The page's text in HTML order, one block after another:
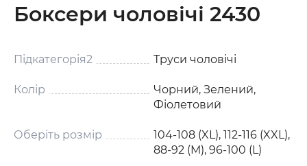
Боксери чоловічі 2430
Підкатегорія2 Труси чоловічі
Колір
Чорний, Зелений,
Фіолетовий
Оберіть розмір
104-108 (XL), 112-116 (XXL),
88-92 (M), 96-100 (L)